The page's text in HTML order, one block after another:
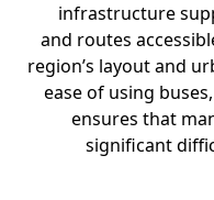
infrastructure
and routes
region’s layout and
ease of using
ensures that
significant